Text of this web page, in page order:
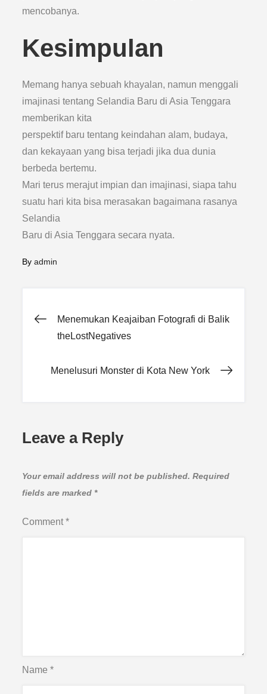
mencobanya.
Kesimpulan
Memang hanya sebuah khayalan, namun menggali
imajinasi tentang Selandia Baru di Asia Tenggara
memberikan kita
perspektif baru tentang keindahan alam, budaya,
dan kekayaan yang bisa terjadi jika dua dunia
berbeda bertemu.
Mari terus merajut impian dan imajinasi, siapa tahu
suatu hari kita bisa merasakan bagaimana rasanya
Selandia
Baru di Asia Tenggara secara nyata.
Byadmin
Post
Menemukan Keajaiban Fotografi di Balik
theLostNegatives
Menelusuri Monster di Kota New York
Leave a Reply
Your email address will not be published. Required
fields are marked *
Comment*
Name*